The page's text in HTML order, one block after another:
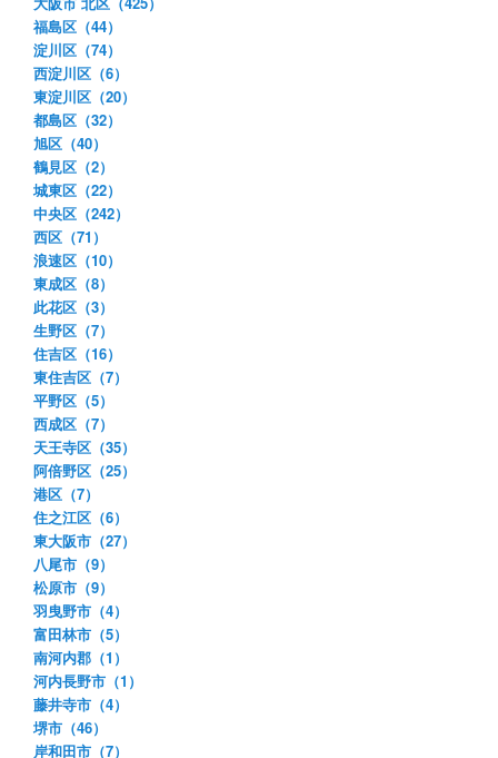
福島区（44）
淀川区（74）
西淀川区（6）
東淀川区（20）
都島区（32）
旭区（40）
鶴見区（2）
城東区（22）
中央区（242）
西区（71）
浪速区（10）
東成区（8）
此花区（3）
生野区（7）
住吉区（16）
東住吉区（7）
平野区（5）
西成区（7）
天王寺区（35）
阿倍野区（25）
港区（7）
住之江区（6）
東大阪市（27）
八尾市（9）
松原市（9）
羽曳野市（4）
富田林市（5）
南河内郡（1）
河内長野市（1）
藤井寺市（4）
堺市（46）
岸和田市（7）